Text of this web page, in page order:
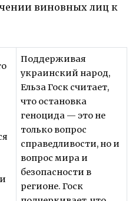
виновных лиц к
Поддерживая
украинский народ,
Ельза Госк считает,
что остановка
геноцида — это не
только вопрос
справедливости, но и
вопрос мира и
безопасности в
регионе. Госк